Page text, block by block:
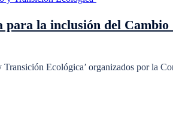
para la inclusión del
Ecológica’ organizados por la